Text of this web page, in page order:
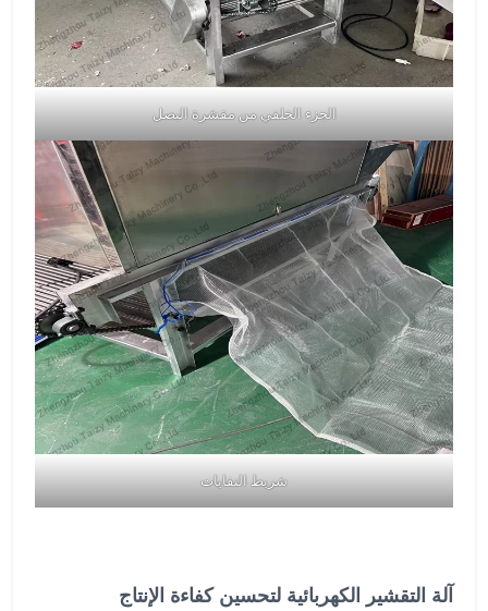
الجزء الخلفي من مقشرة البصل
شريط النفايات
آلة التقشير الكهربائية لتحسين كفاءة الإنتاج